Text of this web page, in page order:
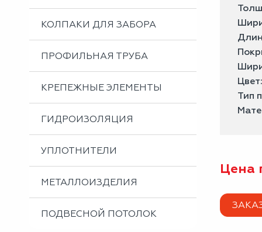
КОЛПАКИ ДЛЯ ЗАБОРА
ПРОФИЛЬНАЯ ТРУБА
КРЕПЕЖНЫЕ ЭЛЕМЕНТЫ
ГИДРОИЗОЛЯЦИЯ
УПЛОТНИТЕЛИ
МЕТАЛЛОИЗДЕЛИЯ
ПОДВЕСНОЙ ПОТОЛОК
Тип
Цена